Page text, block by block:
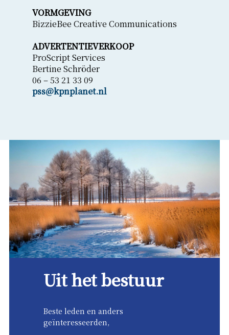
VORMGEVING
BizzieBee Creative Communications
ADVERTENTIEVERKOOP
ProScript Services
Bertine Schröder
06 – 53 21 33 09
pss@kpnplanet.nl
Uit het bestuur
Beste leden en anders
geïnteresseerden,